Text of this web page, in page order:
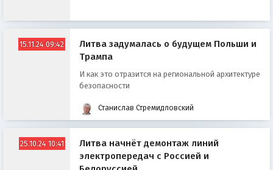
15.11.24 09:42
Литва задумалась о будущем Польши и
Трампа
И как это отразится на региональной архитектуре
безопасности
Станислав Стремидловский
25.10.24 10:41
Литва начнёт демонтаж линий
электропередач с Россией и